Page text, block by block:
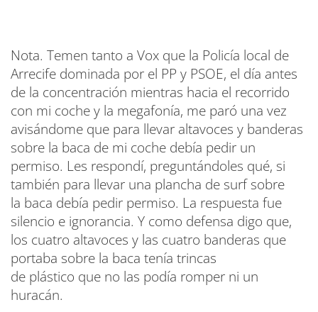
Nota. Temen tanto a Vox que la Policía local de
Arrecife dominada por el PP y PSOE, el día antes
de la concentración mientras hacia el recorrido
con mi coche y la megafonía, me paró una vez
avisándome que para llevar altavoces y banderas
sobre la baca de mi coche debía pedir un
permiso. Les respondí, preguntándoles qué, si
también para llevar una plancha de surf sobre
la baca debía pedir permiso. La respuesta fue
silencio e ignorancia. Y como defensa digo que,
los cuatro altavoces y las cuatro banderas que
portaba sobre la baca tenía trincas
de plástico que no las podía romper ni un
huracán.